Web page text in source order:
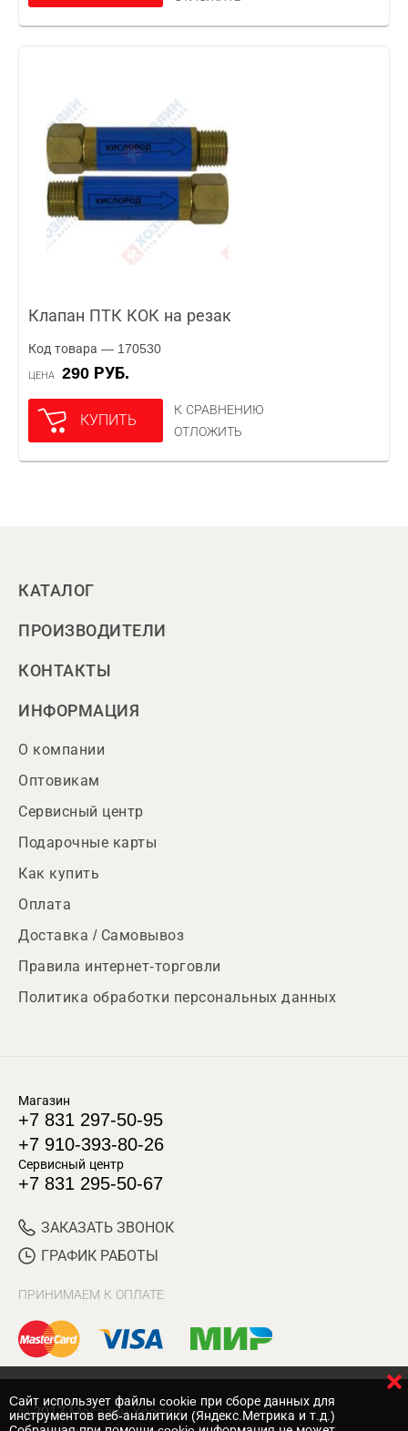
Клапан ПТК КОК на резак
Код товара — 170530
ЦЕНА 290 РУБ.
КУПИТЬ
К СРАВНЕНИЮ
ОТЛОЖИТЬ
КАТАЛОГ
ПРОИЗВОДИТЕЛИ
КОНТАКТЫ
ИНФОРМАЦИЯ
О компании
Оптовикам
Сервисный центр
Подарочные карты
Как купить
Оплата
Доставка / Самовывоз
Правила интернет-торговли
Политика обработки персональных данных
Магазин
+7 831 297-50-95
+7 910-393-80-26
Сервисный центр
+7 831 295-50-67
ЗАКАЗАТЬ ЗВОНОК
ГРАФИК РАБОТЫ
ПРИНИМАЕМ К ОПЛАТЕ
© 2017 Магазин Хозяин
Cайт использует файлы cookie при сборе данных для
инструментов веб-аналитики (Яндекс.Метрика и т.д.)